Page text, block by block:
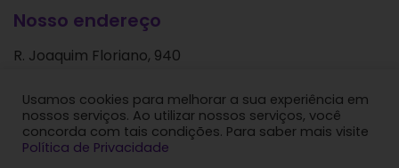
Nosso endereço
R. Joaquim Floriano, 940
São Paulo - SP
CEP: 04534-004
Usamos cookies para melhorar a sua experiência em
nossos serviços. Ao utilizar nossos serviços, você
concorda com tais condições. Para saber mais visite
Política de Privacidade